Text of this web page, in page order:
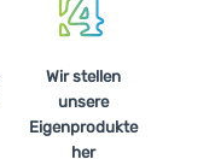
Wir stellen
unsere
Eigenprodukte
her